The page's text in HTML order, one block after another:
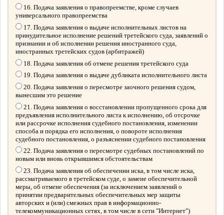
16. Подача заявления о правопреемстве, кроме случаев
универсального правопреемства
17. Подача заявления о выдаче исполнительных листов на
принудительное исполнение решений третейского суда, заявлений о
признании и об исполнении решения иностранного суда,
иностранных третейских судов (арбитражей)
18. Подача заявления об отмене решения третейского суда
19. Подача заявления о выдаче дубликата исполнительного листа
20. Подача заявления о пересмотре заочного решения судом,
вынесшим это решение
21. Подача заявления о восстановлении пропущенного срока для
предъявления исполнительного листа к исполнению, об отсрочке
или рассрочке исполнения судебного постановления, изменении
способа и порядка его исполнения, о повороте исполнения
судебного постановления, о разъяснении судебного постановления
22. Подача заявления о пересмотре судебных постановлений по
новым или вновь открывшимся обстоятельствам
23. Подача заявления об обеспечении иска, в том числе иска,
рассматриваемого в третейском суде, о замене обеспечительной
меры, об отмене обеспечения (за исключением заявлений о
принятии предварительных обеспечительных мер защиты
авторских и (или) смежных прав в информационно-
телекоммуникационных сетях, в том числе в сети "Интернет")